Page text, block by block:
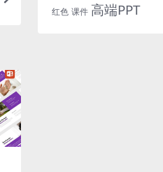
红色 课件 高端PPT